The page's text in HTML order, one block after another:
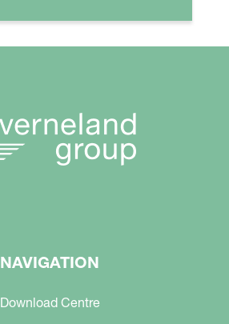
NAVIGATION
Download Centre